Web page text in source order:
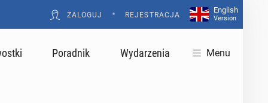
ZALOGUJ • REJESTRACJA
English
Version
Poradnik Wydarzenia Menu